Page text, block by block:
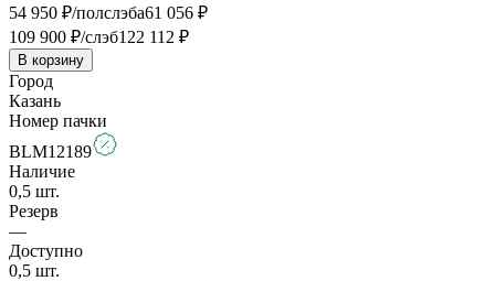
54 950 ₽/полслэба61 056 ₽
109 900 ₽/слэб122 112 ₽
В корзину
Город
Казань
Номер пачки
BLM12189
Наличие
0,5 шт.
Резерв
—
Доступно
0,5 шт.